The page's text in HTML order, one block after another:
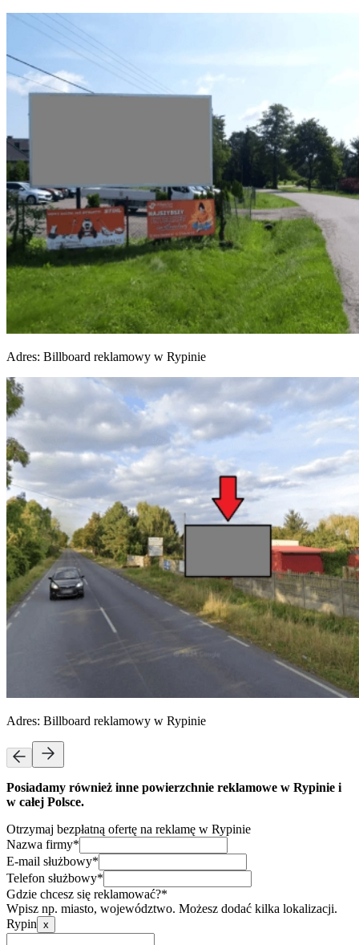
Adres: Billboard reklamowy w Rypinie
Adres: Billboard reklamowy w Rypinie
Posiadamy również inne powierzchnie reklamowe w Rypinie i
w całej Polsce.
Otrzymaj bezpłatną ofertę na reklamę w Rypinie
Nazwa firmy*
E-mail służbowy*
Telefon służbowy*
Gdzie chcesz się reklamować?*
Wpisz np. miasto, województwo. Możesz dodać kilka lokalizacji.
Rypin x